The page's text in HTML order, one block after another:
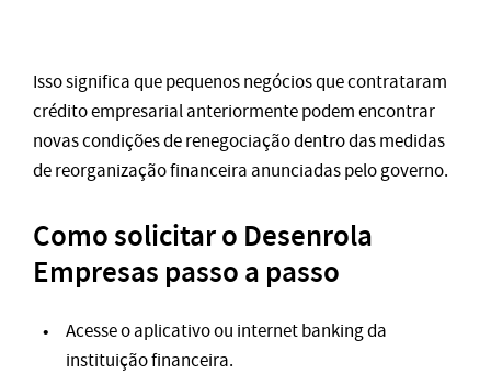
Isso significa que pequenos negócios que contrataram
crédito empresarial anteriormente podem encontrar
novas condições de renegociação dentro das medidas
de reorganização financeira anunciadas pelo governo.
Como solicitar o Desenrola
Empresas passo a passo
Acesse o aplicativo ou internet banking da
instituição financeira.